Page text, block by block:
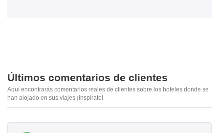
Últimos comentarios de clientes
Aquí encontrarás comentarios reales de clientes sobre los hoteles donde se
han alojado en sus viajes ¡inspírate!